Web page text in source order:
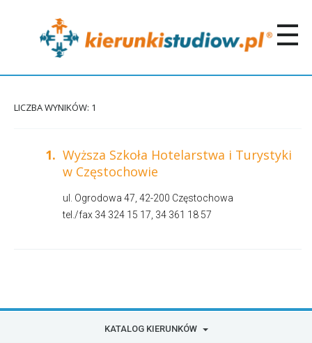
LICZBA WYNIKÓW: 1
1. Wyższa Szkoła Hotelarstwa i Turystyki
w Częstochowie
ul. Ogrodowa 47, 42-200 Częstochowa
tel./fax 34 324 15 17, 34 361 18 57
KATALOG KIERUNKÓW